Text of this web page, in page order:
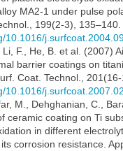
MA2-1 under pulse
199(2-3), 135–140.
10.1016/
F., He, B. et al. (2007)
barrier coatings on
Coat. Technol.,
10.1016/
M., Dehghanian, C.,
ceramic coating on Ti
in different
corrosion resistance.